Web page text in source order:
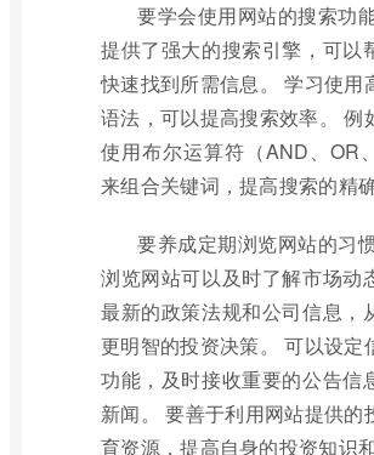
要学会使用网站的搜索功
提供了强大的搜索引擎，可以
快速找到所需信息。 学习使用
语法，可以提高搜索效率。 例
使用布尔运算符（AND、OR
来组合关键词，提高搜索的精确
要养成定期浏览网站的习
浏览网站可以及时了解市场动
最新的政策法规和公司信息，
更明智的投资决策。 可以设定
功能，及时接收重要的公告信
新闻。 要善于利用网站提供的
育资源，提高自身的投资知识和